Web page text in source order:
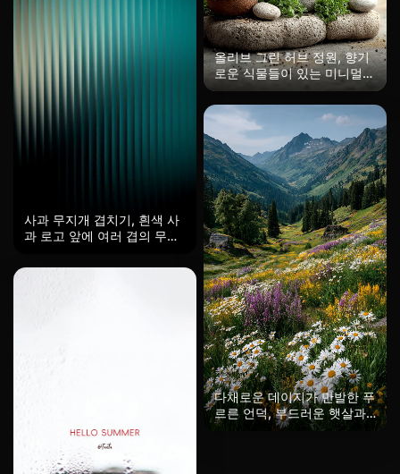
올리브 그린 허브 정원, 향기
로운 식물들이 있는 미니멀리
스트 요리 식물 장면, 배경이
부드럽게 흐릿하고 전경이 선
명함, 식물 위의 넉넉한 화이
트 스페이스, 신선한 여름 주
방 정원의 분위기, 사진 같은
허브 잎 질감, HD, 멋진 배경
화면.
사과 무지개 겹치기, 흰색 사
과 로고 앞에 여러 겹의 무지
져 있습니다. 은백색, 연한 파
어냅니다. 분위기는 간결하고
우아하며 현대적이면서도 따
뜻합니다. 미니멀 브랜드 아
다채로운 데이지가 만발한 푸
르른 언덕, 부드러운 햇살과
맑은 파란 하늘. 부드러운 바